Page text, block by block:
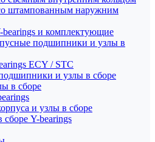
штампованным наружним
и комплектующие
подшипники и узлы в
ECY / STC
и узлы в сборе
в сборе
и узлы в сборе
Y-bearings